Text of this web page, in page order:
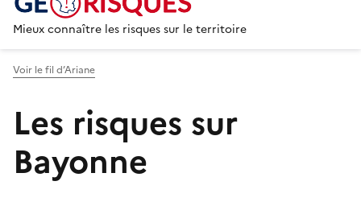
Mieux connaître les risques sur le territoire
Voir le fil d’Ariane
Les risques sur
Bayonne